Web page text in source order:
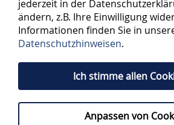
jederzeit in der
ändern, z.B. Ihre Einwilligung
Informationen finden Sie in
Datenschutzhinweisen.
Ich stimme allen
Anpassen von